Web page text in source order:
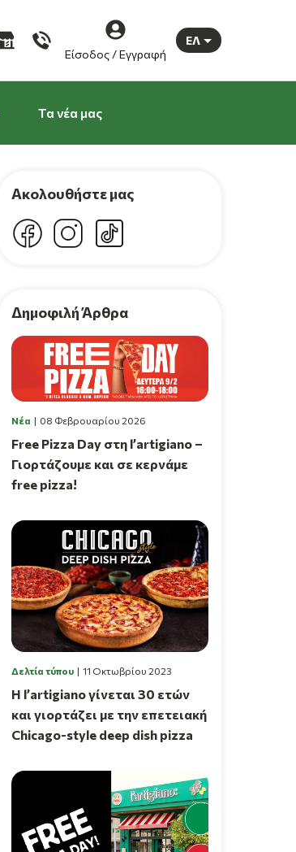
Είσοδος / Εγγραφή
ΕΛ
Τα νέα μας
Ακολουθήστε μας
Δημοφιλή Άρθρα
Νέα 08 Φεβρουαρίου 2026
Free Pizza Day στη l’artigiano –
Γιορτάζουμε και σε κερνάμε
free pizza!
Δελτία τύπου 11 Οκτωβρίου 2023
Η l’artigiano γίνεται 30 ετών
και γιορτάζει με την επετειακή
Chicago-style deep dish pizza